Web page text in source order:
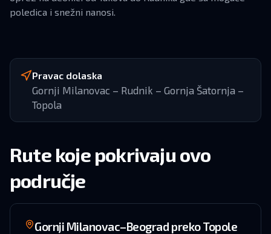
poledica i snežni nanosi.
Pravac dolaska
Gornji Milanovac – Rudnik – Gornja Šatornja –
Topola
Rute koje pokrivaju ovo
područje
Gornji Milanovac–Beograd preko Topole